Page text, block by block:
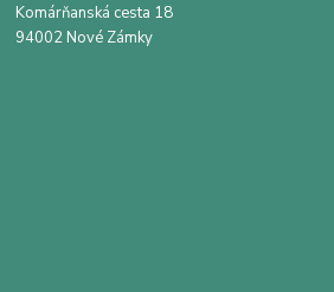
Komárňanská cesta 18
94002 Nové Zámky